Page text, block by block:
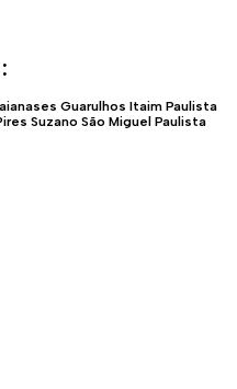
Guarulhos Itaim Paulista
Suzano São Miguel Paulista